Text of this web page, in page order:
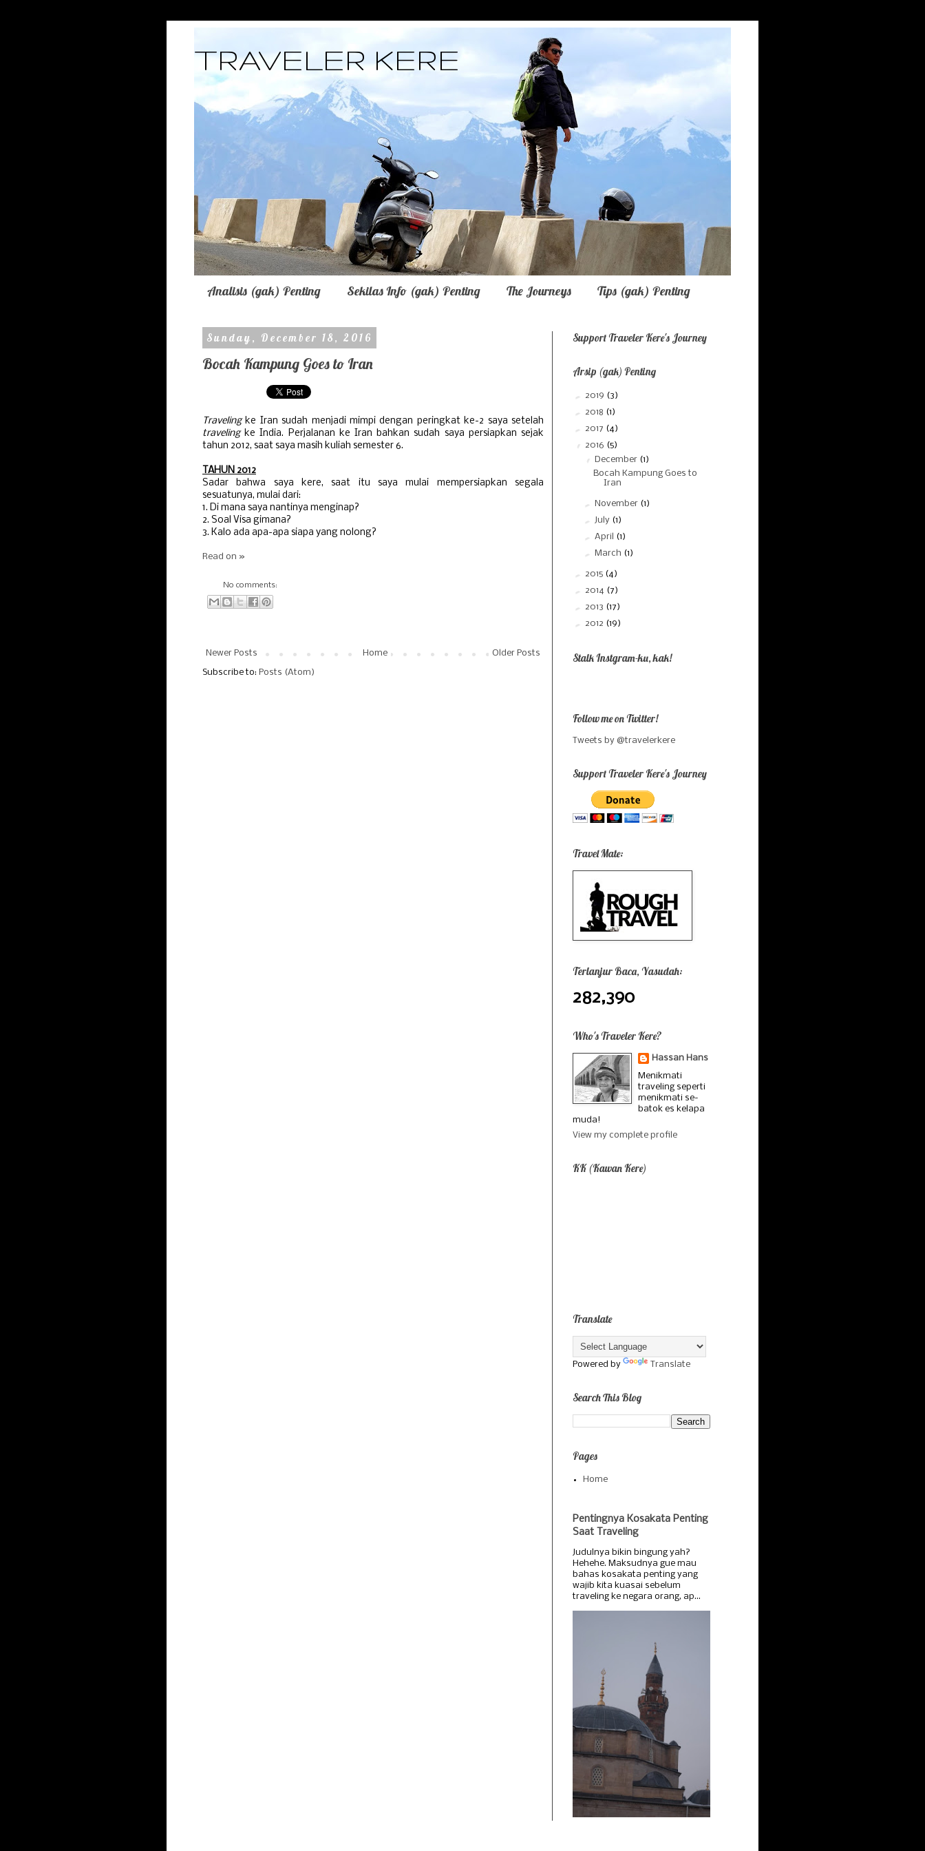
TRAVELER KERE
Analisis (gak) Penting Sekilas Info (gak) Penting The Journeys Tips (gak) Penting
Sunday, December 18, 2016
Bocah Kampung Goes to Iran
Traveling ke Iran sudah menjadi mimpi dengan peringkat ke-2 saya setelah
traveling ke India. Perjalanan ke Iran bahkan sudah saya persiapkan sejak
tahun 2012, saat saya masih kuliah semester 6.
TAHUN 2012
Sadar bahwa saya kere, saat itu saya mulai mempersiapkan segala
sesuatunya, mulai dari:
1. Di mana saya nantinya menginap?
2. Soal Visa gimana?
3. Kalo ada apa-apa siapa yang nolong?
Read on »
No comments:
Newer Posts Older Posts
Home
Subscribe to: Posts (Atom)
Support Traveler Kere's Journey
Arsip (gak) Penting
► 2019 (3)
► 2018 (1)
► 2017 (4)
▼ 2016 (5)
▼December (1)
Bocah Kampung Goes to
Iran
►November (1)
► July (1)
►April (1)
►March (1)
► 2015 (4)
► 2014 (7)
► 2013 (17)
► 2012 (19)
Stalk Instgram-ku, kak!
Follow me on Twitter!
Tweets by @travelerkere
Support Traveler Kere's Journey
Travel Mate:
Terlanjur Baca, Yasudah:
282,390
Who's Traveler Kere?
Hassan Hans
Menikmati
traveling seperti
menikmati se-
batok es kelapa
muda!
View my complete profile
KK (Kawan Kere)
Translate
Powered by Translate
Search This Blog
Pages
Home
Pentingnya Kosakata Penting
Saat Traveling
Judulnya bikin bingung yah?
Hehehe. Maksudnya gue mau
bahas kosakata penting yang
wajib kita kuasai sebelum
traveling ke negara orang, ap...